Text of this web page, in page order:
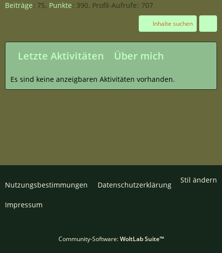
Beiträge 75 Punkte 390 Profil-Aufrufe 707
Inhalte suchen
Letzte Aktivitäten Über mich
Es sind keine anzeigbaren Aktivitäten vorhanden.
Stil ändern
Nutzungsbestimmungen Datenschutzerklärung
Impressum
Community-Software:WoltLab Suite™